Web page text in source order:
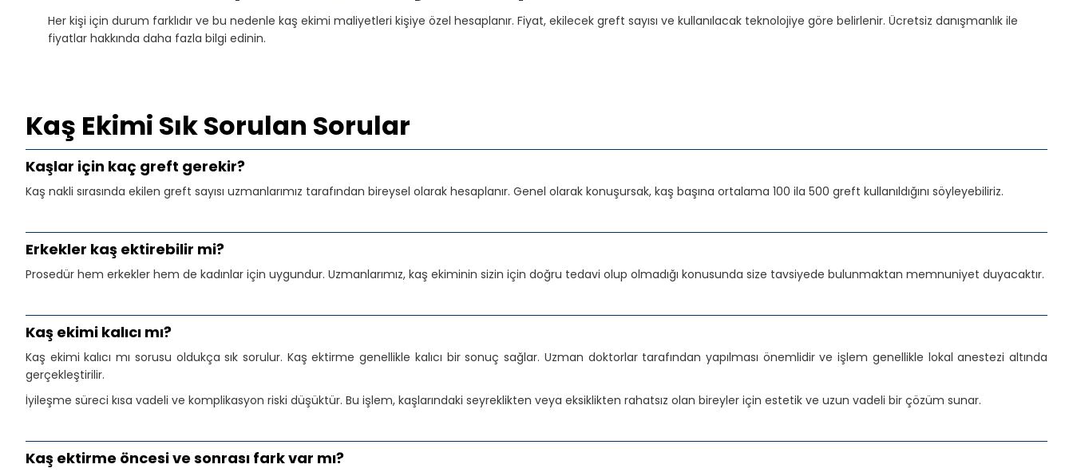
Her kişi için durum farklıdır ve bu nedenle kaş ekimi maliyetleri kişiye özel hesaplanır. Fiyat, ekilecek greft sayısı ve kullanılacak teknolojiye göre belirlenir. Ücretsiz danışmanlık ile
fiyatlar hakkında daha fazla bilgi edinin.
Kaş Ekimi Sık Sorulan Sorular
Kaşlar için kaç greft gerekir?
Kaş nakli sırasında ekilen greft sayısı uzmanlarımız tarafından bireysel olarak hesaplanır. Genel olarak konuşursak, kaş başına ortalama 100 ila 500 greft kullanıldığını söyleyebiliriz.
Erkekler kaş ektirebilir mi?
Prosedür hem erkekler hem de kadınlar için uygundur. Uzmanlarımız, kaş ekiminin sizin için doğru tedavi olup olmadığı konusunda size tavsiyede bulunmaktan memnuniyet duyacaktır.
Kaş ekimi kalıcı mı?
Kaş ekimi kalıcı mı sorusu oldukça sık sorulur. Kaş ektirme genellikle kalıcı bir sonuç sağlar. Uzman doktorlar tarafından yapılması önemlidir ve işlem genellikle lokal anestezi altında
gerçekleştirilir.
İyileşme süreci kısa vadeli ve komplikasyon riski düşüktür. Bu işlem, kaşlarındaki seyreklikten veya eksiklikten rahatsız olan bireyler için estetik ve uzun vadeli bir çözüm sunar.
Kaş ektirme öncesi ve sonrası fark var mı?